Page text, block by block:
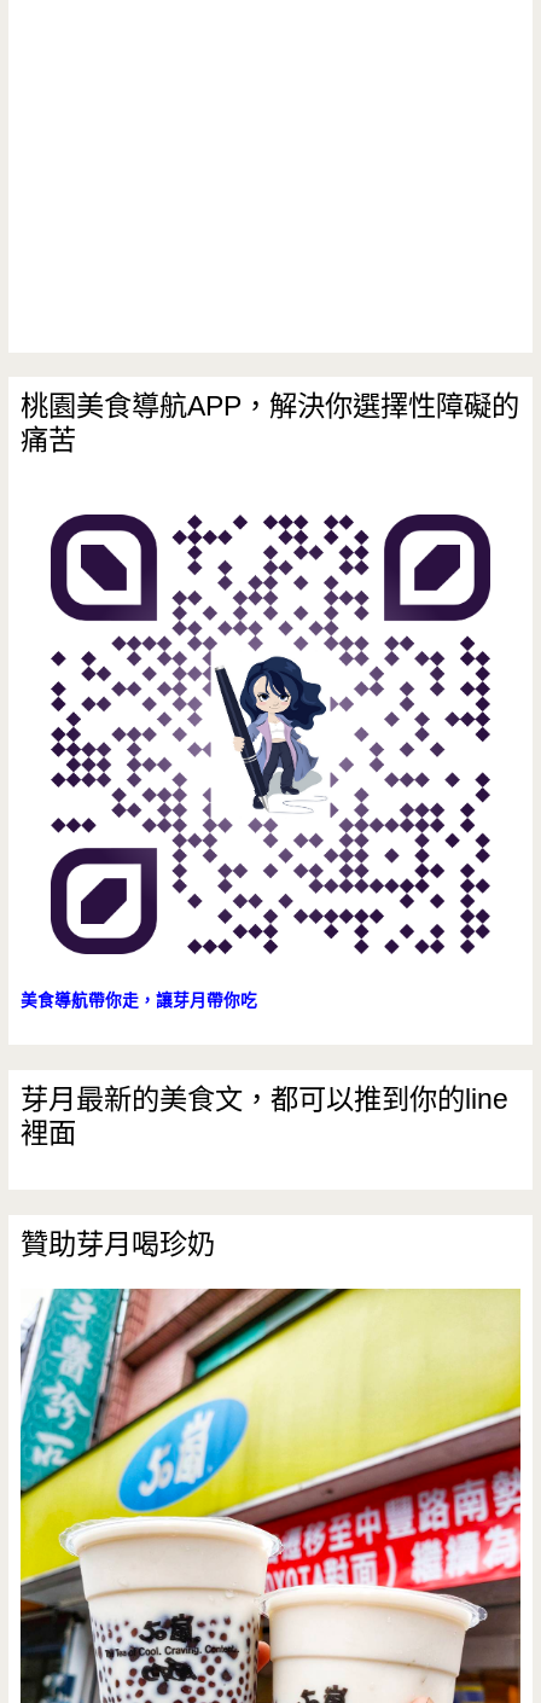
桃園美食導航APP，解決你選擇性障礙的
痛苦
美食導航帶你走，讓芽月帶你吃
芽月最新的美食文，都可以推到你的line
裡面
贊助芽月喝珍奶